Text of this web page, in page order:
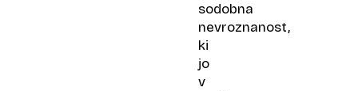
sodobna
nevroznanost,
ki
jo
v